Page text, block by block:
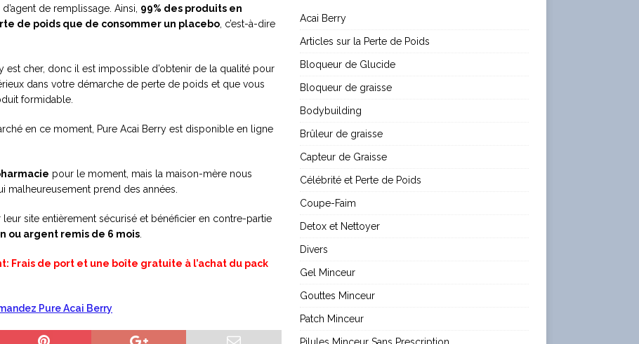
de remplissage. Ainsi, 99% des produits en
de poids que de consommer un placebo , c’est-à-dire
est cher, donc il est impossible d’obtenir de la qualité pour
dans votre démarche de perte de poids et que vous
formidable.
en ce moment, Pure Acai Berry est disponible en ligne
pour le moment, mais la maison-mère nous
malheureusement prend des années.
site entièrement sécurisé et bénéficier en contre-partie
ou argent remis de 6 mois
Frais de port et une boîte gratuite à l’achat du pack
Pure Acai Berry
Acai Berry
Articles sur la Perte de Poids
Bloqueur de Glucide
Bloqueur de graisse
Bodybuilding
Brûleur de graisse
Capteur de Graisse
Célébrité et Perte de Poids
Coupe-Faim
Detox et Nettoyer
Divers
Gel Minceur
Gouttes Minceur
Patch Minceur